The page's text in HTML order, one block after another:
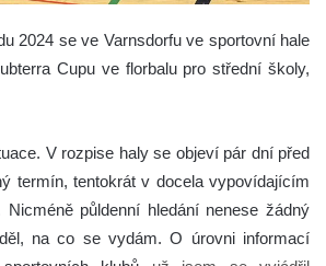
2024 se ve Varnsdorfu ve sportovní hale
Cupu ve florbalu pro střední školy,
V rozpise haly se objeví pár dní před
termín, tentokrát v docela vypovídajícím
Nicméně půldenní hledání nenese žádný
na co se vydám. O úrovni informací